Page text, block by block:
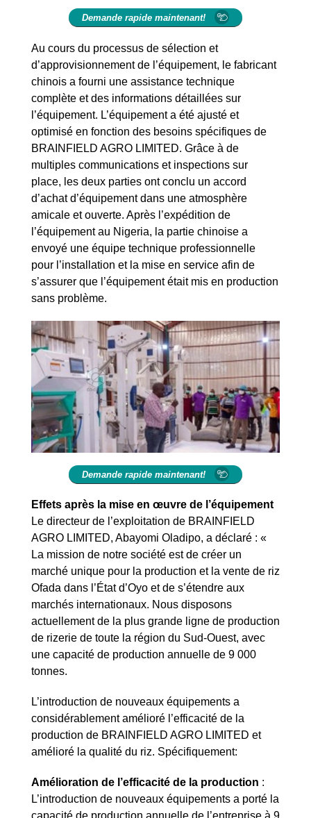
Demande rapide maintenant!
Au cours du processus de sélection et
d’approvisionnement de l’équipement, le fabricant
chinois a fourni une assistance technique
complète et des informations détaillées sur
l’équipement. L’équipement a été ajusté et
optimisé en fonction des besoins spécifiques de
BRAINFIELD AGRO LIMITED. Grâce à de
multiples communications et inspections sur
place, les deux parties ont conclu un accord
d’achat d’équipement dans une atmosphère
amicale et ouverte. Après l’expédition de
l’équipement au Nigeria, la partie chinoise a
envoyé une équipe technique professionnelle
pour l’installation et la mise en service afin de
s’assurer que l’équipement était mis en production
sans problème.
Demande rapide maintenant!
Effets après la mise en œuvre de l’équipement
Le directeur de l’exploitation de BRAINFIELD
AGRO LIMITED, Abayomi Oladipo, a déclaré : «
La mission de notre société est de créer un
marché unique pour la production et la vente de riz
Ofada dans l’État d’Oyo et de s’étendre aux
marchés internationaux. Nous disposons
actuellement de la plus grande ligne de production
de rizerie de toute la région du Sud-Ouest, avec
une capacité de production annuelle de 9 000
tonnes.
L’introduction de nouveaux équipements a
considérablement amélioré l’efficacité de la
production de BRAINFIELD AGRO LIMITED et
amélioré la qualité du riz. Spécifiquement:
Amélioration de l’efficacité de la production :
L’introduction de nouveaux équipements a porté la
capacité de production annuelle de l’entreprise à 9